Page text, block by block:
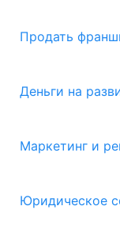
Продать
Деньги на
Маркетинг и
Юридическое